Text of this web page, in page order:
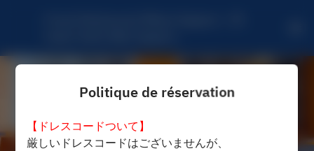
Politique de réservation
【ドレスコードついて】
厳しいドレスコードはございませんが、